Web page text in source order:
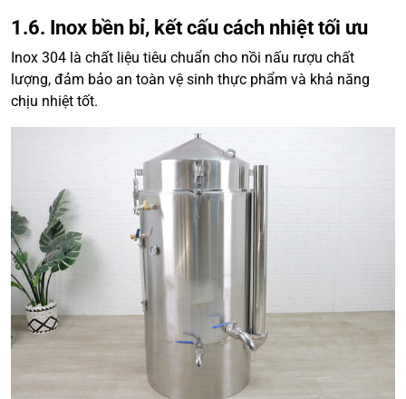
1.6. Inox bền bỉ, kết cấu cách nhiệt tối ưu
Inox 304 là chất liệu tiêu chuẩn cho nồi nấu rượu chất
lượng, đảm bảo an toàn vệ sinh thực phẩm và khả năng
chịu nhiệt tốt.